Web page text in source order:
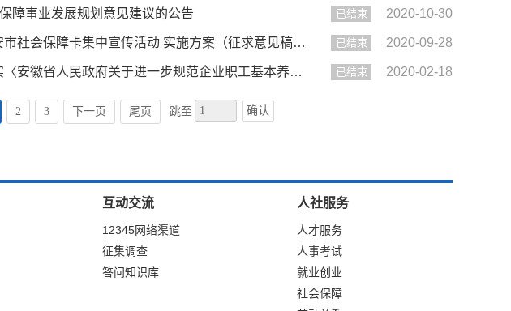
障事业发展规划意见建议的公告 已结束 2020-10-30
【征集】六安市人力资源和社会保障局关于《六安市社会保障卡集中宣传活动 实施方案（征求意见稿）》 公开征求意见... 已结束 2020-09-28
【征集】关于征求《六安市人民政府关于贯彻落实〈安徽省人民政府关于进一步规范企业职工基本养老保险省级统筹制度... 已结束 2020-02-18
2 3 下一页 尾页 跳至 确认
互动交流
12345网络渠道
征集调查
答问知识库
人社服务
人才服务
人事考试
就业创业
社会保障